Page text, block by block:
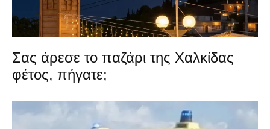
Σας άρεσε το παζάρι της Χαλκίδας
φέτος, πήγατε;